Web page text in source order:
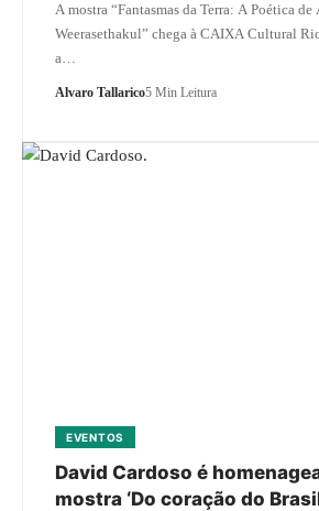
A mostra “Fantasmas da Terra: A Poética
Weerasethakul” chega à CAIXA Cultural
a…
Alvaro Tallarico5 Min Leitura
EVENTOS
David Cardoso é
mostra ‘Do coração do